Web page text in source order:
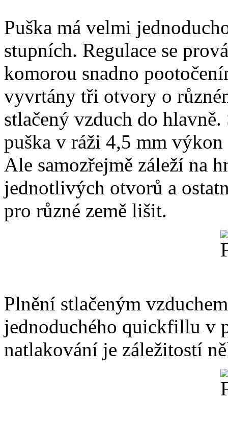
Puška má velmi
stupních. Regulace se
komorou snadno
vyvrtány tři otvory o
stlačený vzduch do
puška v ráži 4,5 mm
Ale samozřejmě záleží na
jednotlivých otvorů a
pro různé země lišit.
Plnění stlačeným
jednoduchého quickfillu v
natlakování je záležitostí